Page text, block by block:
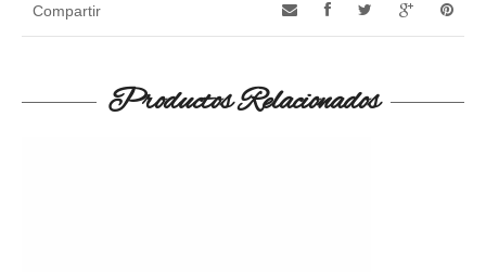
Compartir
Productos Relacionados